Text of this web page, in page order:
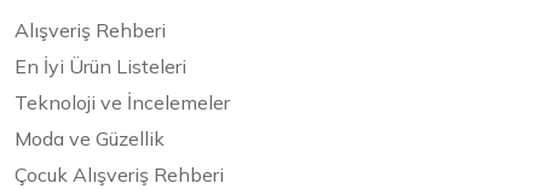
Alışveriş Rehberi
En İyi Ürün Listeleri
Teknoloji ve İncelemeler
Moda ve Güzellik
Çocuk Alışveriş Rehberi